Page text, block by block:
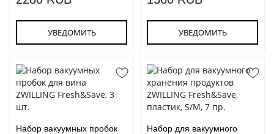
УВЕДОМИТЬ УВЕДОМИТЬ
Набор вакуумных пробок
Набор для вакуумного